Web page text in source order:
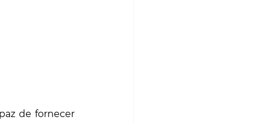
de fornecer